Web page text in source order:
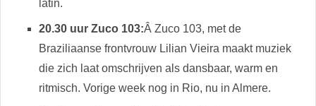
latin.
20.30 uur Zuco 103:Â Zuco 103, met de
Braziliaanse frontvrouw Lilian Vieira maakt muziek
die zich laat omschrijven als dansbaar, warm en
ritmisch. Vorige week nog in Rio, nu in Almere.